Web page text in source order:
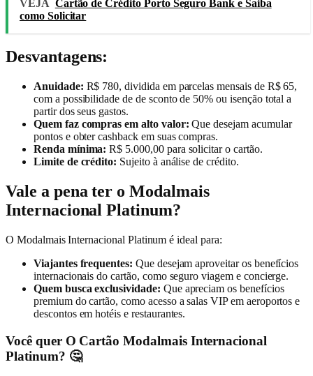
VEJA Cartão de Crédito Porto Seguro Bank e Saiba
como Solicitar
Desvantagens:
Anuidade: R$ 780, dividida em parcelas mensais de R$ 65,
com a possibilidade de de sconto de 50% ou isenção total a
partir dos seus gastos.
Quem faz compras em alto valor: Que desejam acumular
pontos e obter cashback em suas compras.
Renda mínima: R$ 5.000,00 para solicitar o cartão.
Limite de crédito: Sujeito à análise de crédito.
Vale a pena ter o Modalmais
Internacional Platinum?
O Modalmais Internacional Platinum é ideal para:
Viajantes frequentes: Que desejam aproveitar os benefícios
internacionais do cartão, como seguro viagem e concierge.
Quem busca exclusividade: Que apreciam os benefícios
premium do cartão, como acesso a salas VIP em aeroportos e
descontos em hotéis e restaurantes.
Você quer O Cartão Modalmais Internacional
Platinum? 🤔